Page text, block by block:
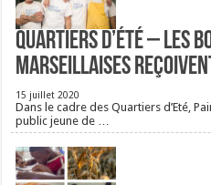
Quartiers d’été – Les
Marseillaises
15 juillet 2020
Dans le cadre des Quartiers d’Eté,
public jeune de …